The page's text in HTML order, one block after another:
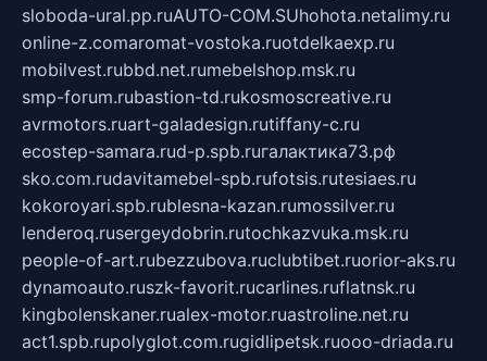
sloboda-ural.pp.ruAUTO-COM.SUhohota.netalimy.ru
online-z.comaromat-vostoka.ruotdelkaexp.ru
mobilvest.rubbd.net.rumebelshop.msk.ru
smp-forum.rubastion-td.rukosmoscreative.ru
avrmotors.ruart-galadesign.rutiffany-c.ru
ecostep-samara.rud-p.spb.ruгалактика73.рф
sko.com.rudavitamebel-spb.rufotsis.rutesiaes.ru
kokoroyari.spb.rublesna-kazan.rumossilver.ru
lenderoq.rusergeydobrin.rutochkazvuka.msk.ru
people-of-art.rubezzubova.ruclubtibet.ruorior-aks.ru
dynamoauto.ruszk-favorit.rucarlines.ruflatnsk.ru
kingbolenskaner.rualex-motor.ruastroline.net.ru
act1.spb.rupolyglot.com.rugidlipetsk.ruooo-driada.ru